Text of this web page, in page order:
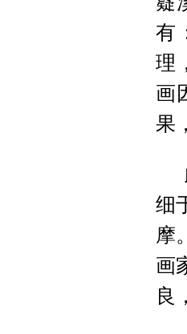
有
理
画
果
细
摩
画
良